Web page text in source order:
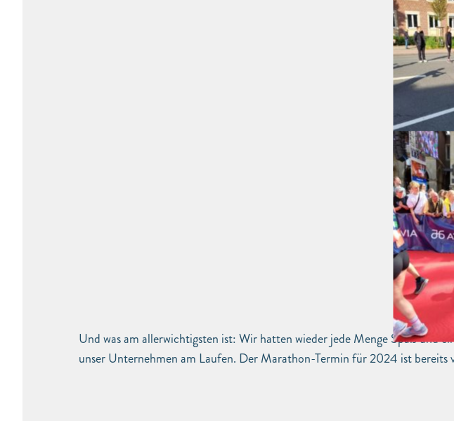
Und was am allerwichtigsten ist: Wir hatten wieder jede Menge Spaß und
unser Unternehmen am Laufen. Der Marathon-Termin für 2024 ist bereits